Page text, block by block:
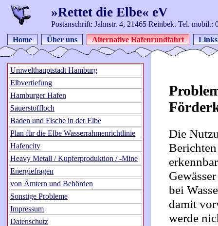
Umwelthauptstadt Hamburg
Elbvertiefung
Hamburger Hafen
Sauerstoffloch
Baden und Fische in der Elbe
Plan für die Elbe Wasserrahmenrichtlinie
Hafencity
Heavy Metall / Kupferproduktion / -Mine
Energiefragen
von Ämtern und Behörden
Sonstige Probleme
Impressum
Datenschutz
Die
bei
damit
werde
»Rettet die Elbe« eV
Postanschrift: Jahnstr. 4, 21465 Reinbek. Tel. mobil.:
Home
Über uns Alternative Hafenrundfahrt Links